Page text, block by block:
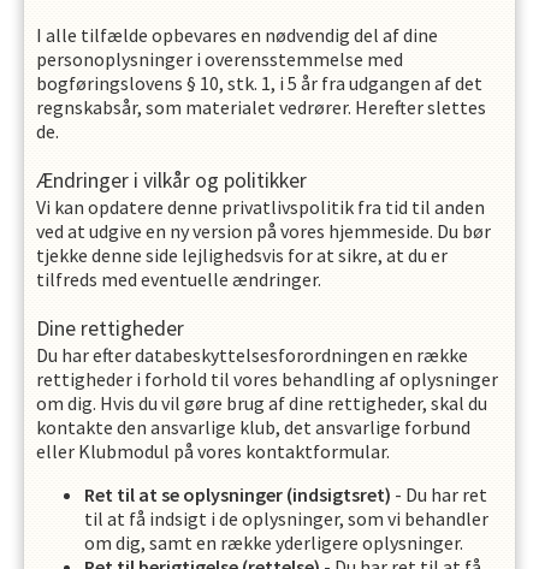
I alle tilfælde opbevares en nødvendig del af dine
personoplysninger i overensstemmelse med
bogføringslovens § 10, stk. 1, i 5 år fra udgangen af det
regnskabsår, som materialet vedrører. Herefter slettes
de.
Ændringer i vilkår og politikker
Vi kan opdatere denne privatlivspolitik fra tid til anden
ved at udgive en ny version på vores hjemmeside. Du bør
tjekke denne side lejlighedsvis for at sikre, at du er
tilfreds med eventuelle ændringer.
Dine rettigheder
Du har efter databeskyttelsesforordningen en række
rettigheder i forhold til vores behandling af oplysninger
om dig. Hvis du vil gøre brug af dine rettigheder, skal du
kontakte den ansvarlige klub, det ansvarlige forbund
eller Klubmodul på vores kontaktformular.
Ret til at se oplysninger (indsigtsret) - Du har ret
til at få indsigt i de oplysninger, som vi behandler
om dig, samt en række yderligere oplysninger.